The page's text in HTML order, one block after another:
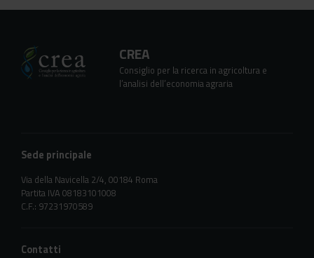
CREA
Consiglio per la ricerca in agricoltura e
l’analisi dell’economia agraria
Sede principale
Via della Navicella 2/4, 00184 Roma
Partita IVA 08183101008
C.F.: 97231970589
Contatti